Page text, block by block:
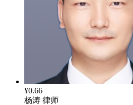
¥0.66
杨涛 律师